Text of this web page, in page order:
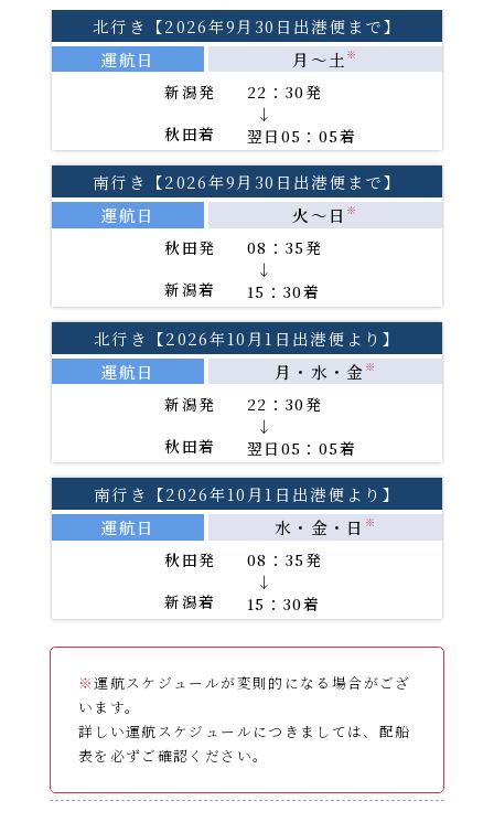
2026年9月 PDF
2026年10月 PDF
2026年11月
PDFファイルをご覧になる
には、Adobe(R)Reader(TM)が必要です。
北行き【2026年9月30日出港便まで】
運航日
月～土 ※
新潟発
秋田着
22：30発
→
翌日05：05着
南行き【2026年9月30日出港便まで】
運航日
火～日 ※
秋田発
新潟着
08：35発
→
15：30着
北行き【2026年10月1日出港便より】
運航日
月・水・金 ※
新潟発
秋田着
22：30発
→
翌日05：05着
南行き【2026年10月1日出港便より】
運航日
水・金・日 ※
秋田発
新潟着
08：35発
→
15：30着
※運航スケジュールが変則的になる場合がござ
います。
詳しい運航スケジュールにつきましては、配船
表を必ずご確認ください。